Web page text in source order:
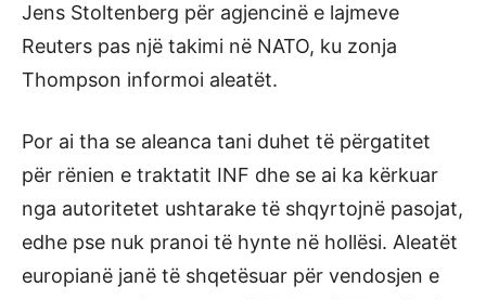
Jens Stoltenberg për agjencinë e lajmeve
Reuters pas një takimi në NATO, ku zonja
Thompson informoi aleatët.
Por ai tha se aleanca tani duhet të përgatitet
për rënien e traktatit INF dhe se ai ka kërkuar
nga autoritetet ushtarake të shqyrtojnë pasojat,
edhe pse nuk pranoi të hynte në hollësi. Aleatët
europianë janë të shqetësuar për vendosjen e